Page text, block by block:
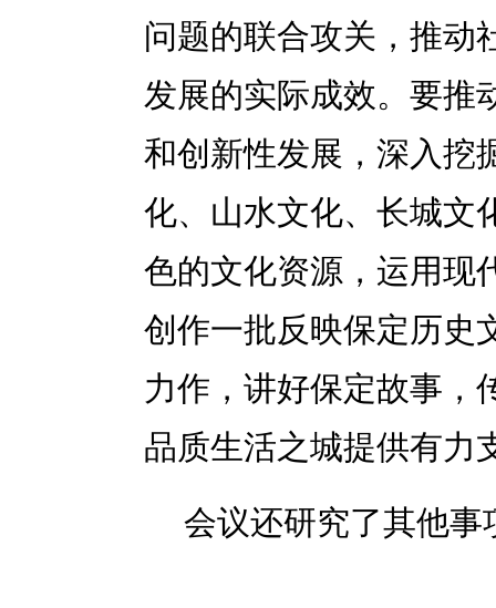
问题的联合攻关，推动
发展的实际成效。要推
和创新性发展，深入挖
化、山水文化、长城文
色的文化资源，运用现
创作一批反映保定历史
力作，讲好保定故事，
品质生活之城提供有力
会议还研究了其他事